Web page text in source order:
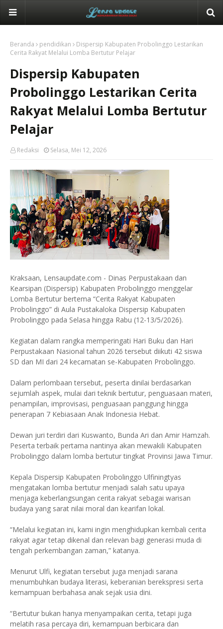
Beranda pendidikan
Dispersip Kabupaten Probolinggo Lestarikan
Cerita Rakyat Melalui Lomba Bertutur Pelajar
Dispersip Kabupaten
Probolinggo Lestarikan Cerita
Rakyat Melalui Lomba Bertutur
Pelajar
Redaksi Selasa, Mei 12, 2026
Kraksaan, Lensaupdate.com - Dinas Perpustakaan dan
Kearsipan (Dispersip) Kabupaten Probolinggo menggelar
Lomba Bertutur bertema “Cerita Rakyat Kabupaten
Probolinggo” di Aula Pustakaloka Dispersip Kabupaten
Probolinggo pada Selasa hingga Rabu (12-13/5/2026).
Kegiatan dalam rangka memperingati Hari Buku dan Hari
Perpustakaan Nasional tahun 2026 tersebut diikuti 42 siswa
SD dan MI dari 24 kecamatan se-Kabupaten Probolinggo.
Dalam perlombaan tersebut, peserta dinilai berdasarkan
sejumlah aspek, mulai dari teknik bertutur, penguasaan materi,
penampilan, improvisasi, penguasaan panggung hingga
penerapan 7 Kebiasaan Anak Indonesia Hebat.
Dewan juri terdiri dari Kuswanto, Bunda Ari dan Amir Hamzah.
Peserta terbaik pertama nantinya akan mewakili Kabupaten
Probolinggo dalam lomba bertutur tingkat Provinsi Jawa Timur.
Kepala Dispersip Kabupaten Probolinggo Ulfiningtyas
mengatakan lomba bertutur menjadi salah satu upaya
menjaga keberlangsungan cerita rakyat sebagai warisan
budaya yang sarat nilai moral dan kearifan lokal.
“Melalui kegiatan ini, kami ingin menghidupkan kembali cerita
rakyat agar tetap dikenal dan relevan bagi generasi muda di
tengah perkembangan zaman,” katanya.
Menurut Ulfi, kegiatan tersebut juga menjadi sarana
menumbuhkan budaya literasi, keberanian berekspresi serta
kemampuan berbahasa anak sejak usia dini.
“Bertutur bukan hanya menyampaikan cerita, tetapi juga
melatih rasa percaya diri, kemampuan berbicara dan